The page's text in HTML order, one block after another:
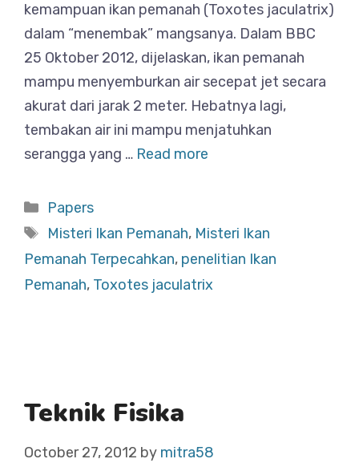
kemampuan ikan pemanah (Toxotes jaculatrix)
dalam “menembak” mangsanya. Dalam BBC
25 Oktober 2012, dijelaskan, ikan pemanah
mampu menyemburkan air secepat jet secara
akurat dari jarak 2 meter. Hebatnya lagi,
tembakan air ini mampu menjatuhkan
serangga yang … Read more
Categories
Papers
Tags
Misteri Ikan Pemanah, Misteri Ikan
Pemanah Terpecahkan, penelitian Ikan
Pemanah, Toxotes jaculatrix
Teknik Fisika
October 27, 2012 by mitra58